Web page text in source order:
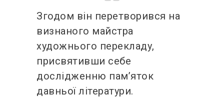
Згодом він перетворився на
визнаного майстра
художнього перекладу,
присвятивши себе
дослідженню пам’яток
давньої літератури.